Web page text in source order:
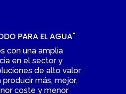
PARA EL AGUA"
con una amplia
en el sector y
de alto valor
producir más, mejor,
coste y menor